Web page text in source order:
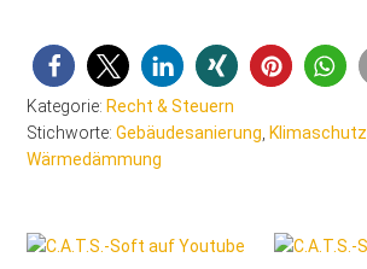
Kategorie: Recht & Steuern
Stichworte:Gebäudesanierung, Klimaschutz
Wärmedämmung
Seitenspalte